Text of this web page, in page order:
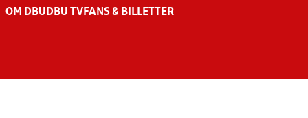
OM DBU DBU TV FANS & BILLETTER